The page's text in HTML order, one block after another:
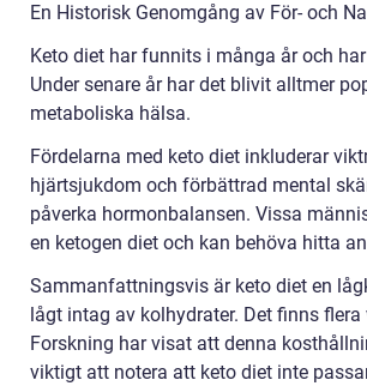
En Historisk Genomgång av För- och
Keto diet har funnits i många år och
Under senare år har det blivit alltmer
metaboliska hälsa.
Fördelarna med keto diet inkluderar
hjärtsjukdom och förbättrad mental
påverka hormonbalansen. Vissa
en ketogen diet och kan behöva hitta
Sammanfattningsvis är keto diet en
lågt intag av kolhydrater. Det finns
Forskning har visat att denna
viktigt att notera att keto diet inte